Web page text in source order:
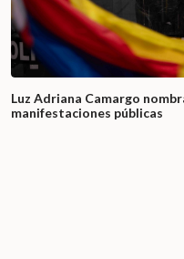
Luz Adriana Camargo
manifestaciones públicas